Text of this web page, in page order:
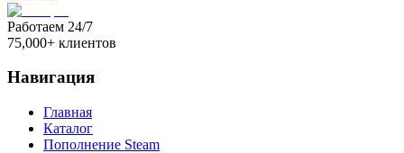
Работаем 24/7
75,000+ клиентов
Навигация
Главная
Каталог
Пополнение Steam